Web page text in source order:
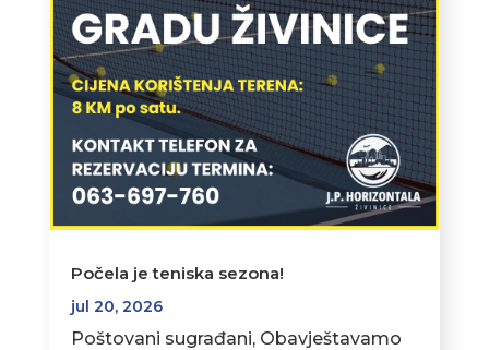
Počela je teniska sezona!
jul 20, 2026
Poštovani sugrađani, Obavještavamo